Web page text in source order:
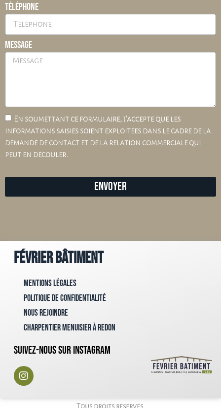
Téléphone
Message
En soumettant ce formulaire, j’accepte que les
informations saisies soient exploitées dans le cadre de la
demande de contact et de la relation commerciale qui
peut en découler.
Envoyer
Février Bâtiment
Mentions Légales
Politique de confidentialité
Nous rejoindre
Charpentier menuisier à Redon
Suivez-nous sur instagram
Tous droits réservés.